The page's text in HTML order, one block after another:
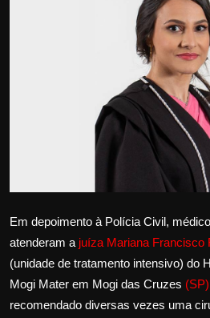
Saúde
Esportes
Em depoimento à Polícia Civil,
atenderam a juíza Mariana Francisco
(unidade de tratamento intensivo) do
Mogi Mater em Mogi das Cruzes (SP)
recomendado diversas vezes uma